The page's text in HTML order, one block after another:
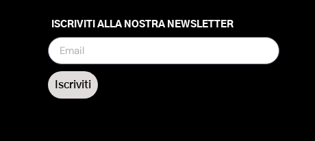
ISCRIVITI ALLA NOSTRA NEWSLETTER
Iscriviti